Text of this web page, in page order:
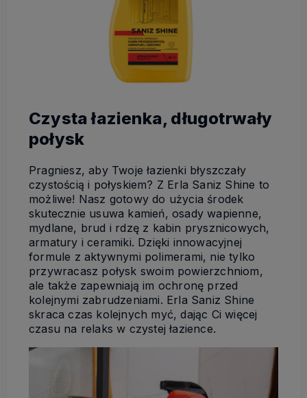
Czysta łazienka, długotrwały
połysk
Pragniesz, aby Twoje łazienki błyszczały
czystością i połyskiem? Z Erla Saniz Shine to
możliwe! Nasz gotowy do użycia środek
skutecznie usuwa kamień, osady wapienne,
mydlane, brud i rdzę z kabin prysznicowych,
armatury i ceramiki. Dzięki innowacyjnej
formule z aktywnymi polimerami, nie tylko
przywracasz połysk swoim powierzchniom,
ale także zapewniają im ochronę przed
kolejnymi zabrudzeniami. Erla Saniz Shine
skraca czas kolejnych myć, dając Ci więcej
czasu na relaks w czystej łazience.